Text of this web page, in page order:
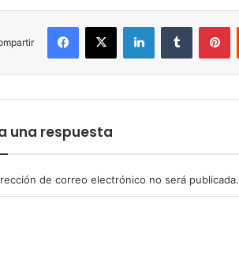
Facebook
X LinkedInTumblr
una respuesta
de correo electrónico no será publicada.